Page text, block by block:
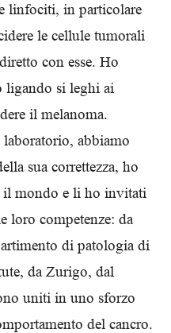
linfociti, in particolare
le cellule tumorali
con esse. Ho
ligando si leghi ai
il melanoma.
abbiamo
sua correttezza, ho
mondo e li ho invitati
loro competenze: da
di patologia di
da Zurigo, dal
uniti in uno sforzo
del cancro.